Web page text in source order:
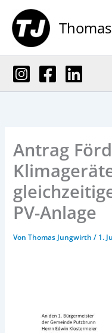
Inhalt
springen
Antrag
PV-Anlage
VonThomas Jungwirth/ 1.